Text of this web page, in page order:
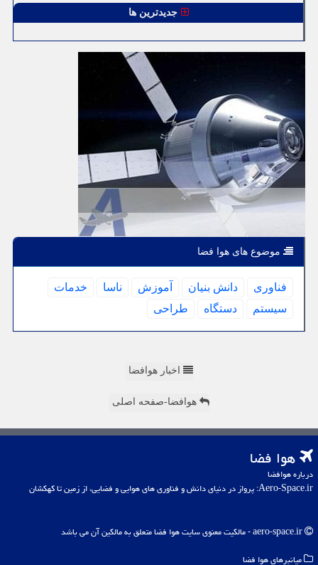
جدیدترین ها
موضوع های هوا فضا
فناوری دانش بنیان آموزش ناسا
خدمات
سیستم
دستگاه طراحی
اخبار هوافضا
هوافضا-صفحه اصلی
هوا فضا
درباره هوافضا
Aero-Space.ir: پرواز در دنیای دانش و فناوری های هوایی و فضایی، از زمین تا کهکشان
میانبرهای هوا فضا